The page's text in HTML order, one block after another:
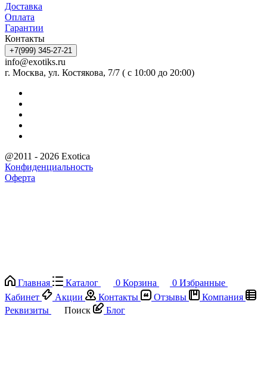
Доставка
Оплата
Гарантии
Контакты
+7(999) 345-27-21
info@exotiks.ru
г. Москва, ул. Костякова, 7/7 ( с 10:00 до 20:00)
@2011 - 2026 Exotica
Конфиденциальность
Оферта
Главная Каталог 0 Корзина 0 Избранные
Кабинет
Акции Контакты Отзывы
Компания
Реквизиты
Поиск Блог